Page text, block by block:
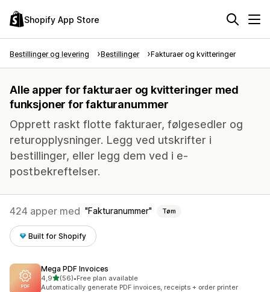
Shopify App Store
Bestillinger og levering Bestillinger Fakturaer og kvitteringer
Alle apper for fakturaer og kvitteringer med
funksjoner for fakturanummer
Opprett raskt flotte fakturaer, følgesedler og
returopplysninger. Legg ved utskrifter i
bestillinger, eller legg dem ved i e-
postbekreftelser.
424 apper med Fakturanummer Tøm
Built for Shopify
Mega PDF Invoices
4,9av 5 stjerner
(56)
Totalt 56 omtaler
•Free plan available
Automatically generate PDF invoices, receipts + order printer